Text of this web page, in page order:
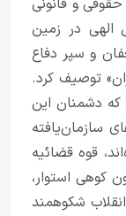
و قانونی
الهی در زمین
و سپر دفاع
توصیف کرد.
که دشمنان این
سازمان‌یافته
قوه قضائیه
کوهی استوار،
شکوهمند